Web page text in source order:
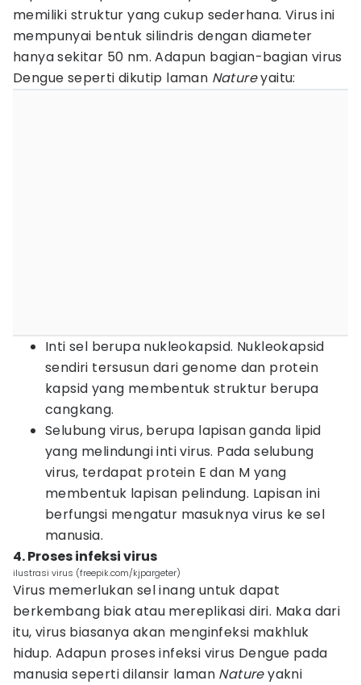
memiliki struktur yang cukup sederhana. Virus ini
mempunyai bentuk silindris dengan diameter
hanya sekitar 50 nm. Adapun bagian-bagian virus
Dengue seperti dikutip laman Natureyaitu:
Inti sel berupa nukleokapsid. Nukleokapsid
sendiri tersusun dari genome dan protein
kapsid yang membentuk struktur berupa
cangkang.
Selubung virus, berupa lapisan ganda lipid
yang melindungi inti virus. Pada selubung
virus, terdapat protein E dan M yang
membentuk lapisan pelindung. Lapisan ini
berfungsi mengatur masuknya virus ke sel
manusia.
4. Proses infeksi virus
ilustrasi virus (freepik.com/kjpargeter)
Virus memerlukan sel inang untuk dapat
berkembang biak atau mereplikasi diri. Maka dari
itu, virus biasanya akan menginfeksi makhluk
hidup. Adapun proses infeksi virus Dengue pada
manusia seperti dilansir laman Natureyakni